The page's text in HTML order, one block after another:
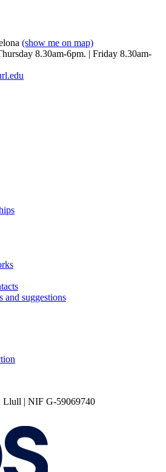
(show me on map)
8.30am-6pm. | Friday 8.30am-
and suggestions
Llull | NIF G-59069740